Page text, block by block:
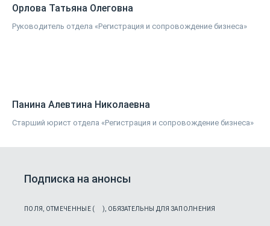
Орлова Татьяна Олеговна
Руководитель отдела «Регистрация и сопровождение бизнеса»
Панина Алевтина Николаевна
Старший юрист отдела «Регистрация и сопровождение бизнеса»
Подписка на анонсы
ПОЛЯ, ОТМЕЧЕННЫЕ ( ), ОБЯЗАТЕЛЬНЫ ДЛЯ ЗАПОЛНЕНИЯ